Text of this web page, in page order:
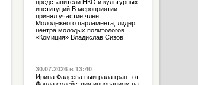
представители НКО и культурных
институций.В мероприятии
принял участие член
Молодежного парламента, лидер
центра молодых политологов
«Комиция» Владислав Сизов.
30.07.2026 в 13:40
Ирина Фадеева выиграла грант от